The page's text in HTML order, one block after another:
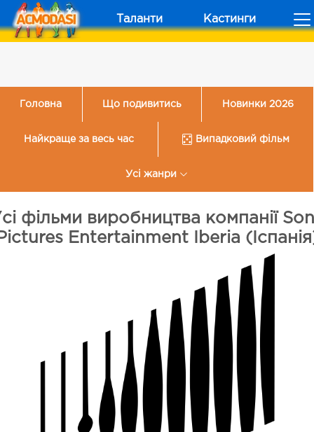
Таланти Кастинги
Головна Що подивитись Новинки 2026
Найкраще за весь час Випадковий фільм
Усі жанри
фільми виробництва компанії
Entertainment Iberia